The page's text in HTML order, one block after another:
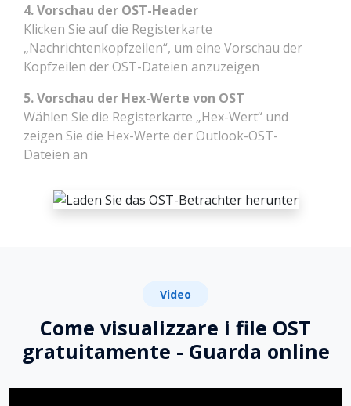
4. Vorschau der OST-Header
Klicken Sie auf die Registerkarte
„Nachrichtenkopfzeilen“, um eine Vorschau der
Kopfzeilen der OST-Dateien anzuzeigen
5. Vorschau der Hex-Werte von OST
Wählen Sie die Registerkarte „Hex-Wert“ und
zeigen Sie die Hex-Werte der Outlook-OST-
Dateien an
Video
Come visualizzare i file OST
gratuitamente - Guarda online